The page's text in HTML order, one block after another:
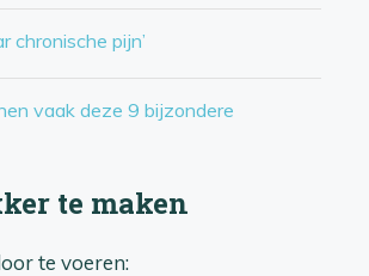
chronische pijn’
vaak deze 9 bijzondere
te maken
te voeren: